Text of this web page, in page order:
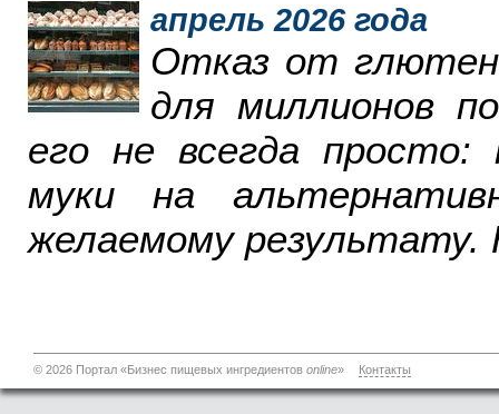
апрель 2026 года
Отказ от
для миллионов
его не всегда просто:
муки на
желаемому результату.
© 2026 Портал «Бизнес пищевых ингредиентов online» Контакты